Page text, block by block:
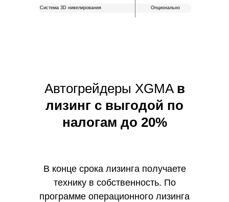
Система 3D нивелирования Опционально
Автогрейдеры XGMA в
лизинг с выгодой по
налогам до 20%
В конце срока лизинга получаете
технику в собственность. По
программе операционного лизинга